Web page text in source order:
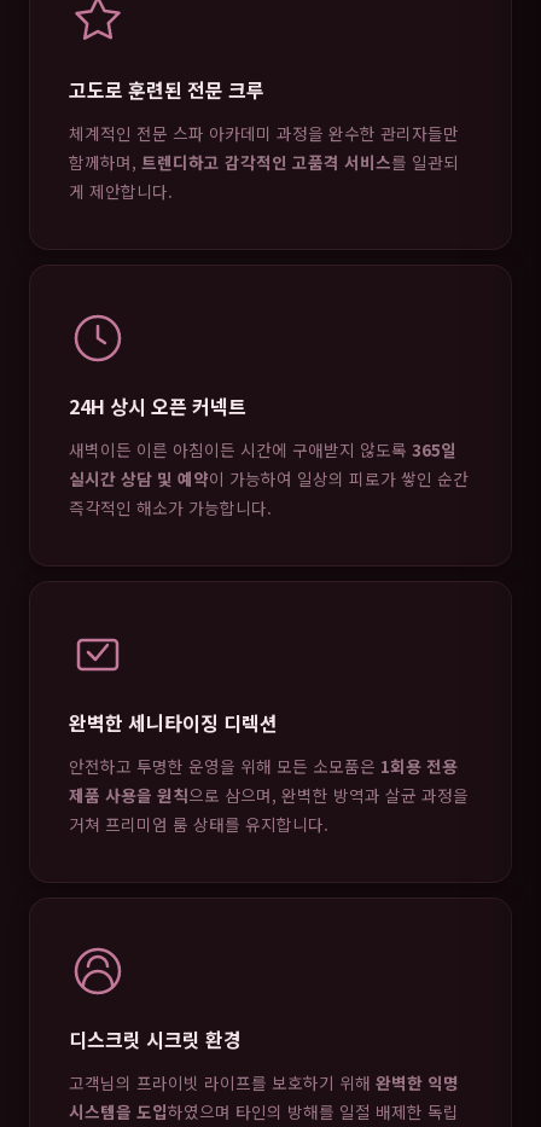
고도로 훈련된 전문 크루
체계적인 전문 스파 아카데미 과정을 완수한 관리자들만
함께하며, 트렌디하고 감각적인 고품격 서비스를 일관되
게 제안합니다.
24H 상시 오픈 커넥트
새벽이든 이른 아침이든 시간에 구애받지 않도록 365일
실시간 상담 및 예약이 가능하여 일상의 피로가 쌓인 순간
즉각적인 해소가 가능합니다.
완벽한 세니타이징 디렉션
안전하고 투명한 운영을 위해 모든 소모품은 1회용 전용
제품 사용을 원칙으로 삼으며, 완벽한 방역과 살균 과정을
거쳐 프리미엄 룸 상태를 유지합니다.
디스크릿 시크릿 환경
고객님의 프라이빗 라이프를 보호하기 위해 완벽한 익명
시스템을 도입하였으며 타인의 방해를 일절 배제한 독립